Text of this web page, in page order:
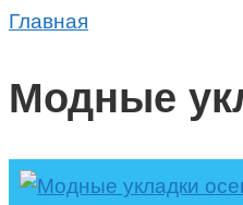
Главная
Модные